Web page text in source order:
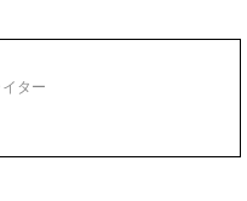
ター